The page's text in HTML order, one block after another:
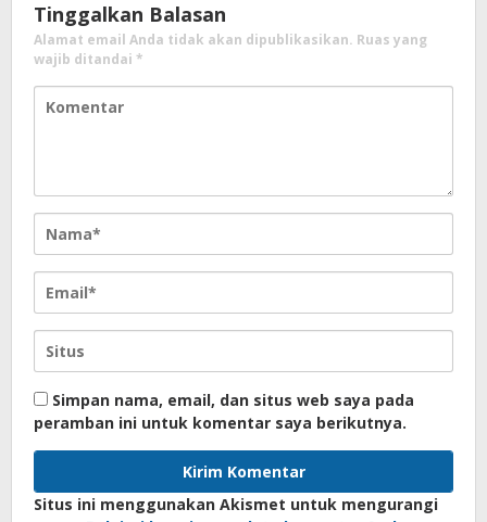
Tinggalkan Balasan
Alamat email Anda tidak akan dipublikasikan. Ruas yang
wajib ditandai *
Simpan nama, email, dan situs web saya pada
peramban ini untuk komentar saya berikutnya.
Situs ini menggunakan Akismet untuk mengurangi